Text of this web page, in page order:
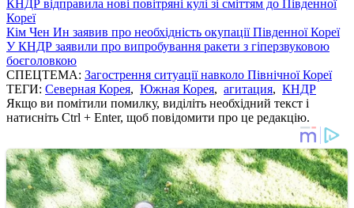
КНДР відправила нові повітряні кулі зі сміттям до Південної
Кореї
Кім Чен Ин заявив про необхідність окупації Південної Кореї
У КНДР заявили про випробування ракети з гіперзвуковою
боєголовкою
СПЕЦТЕМА: Загострення ситуації навколо Пiвнічної Кореї
ТЕГИ: Северная Корея, Южная Корея, агитация, КНДР
Якщо ви помітили помилку, виділіть необхідний текст і
натисніть Ctrl + Enter, щоб повідомити про це редакцію.